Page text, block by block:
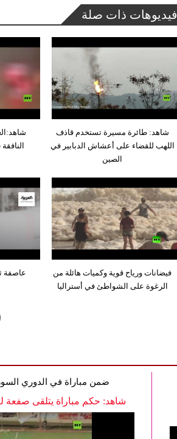
فيديوهات ذات صلة
شاهد: طائرة مسيرة تستخدم قاذف
اللهب للقضاء على أعشاش الدبابير في
الصين
عاصفة
فيضانات ورياح قوية وكميات هائلة من
الرغوة على الشواطئ في أستراليا
ضمن مباراة في الدوري
شاهد: حكم مباراة يتلقى صفعة